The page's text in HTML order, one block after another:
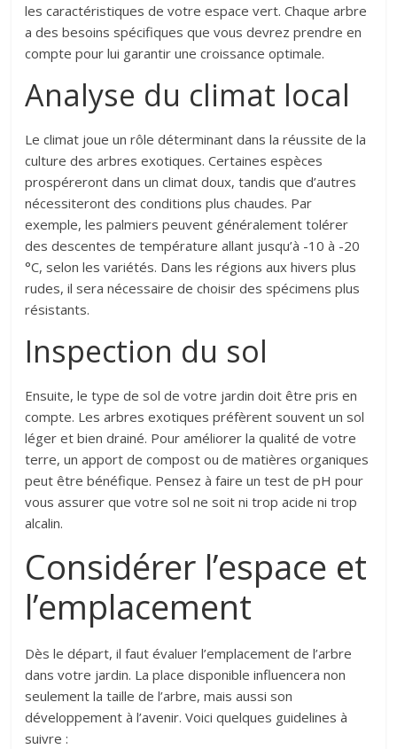
les caractéristiques de votre espace vert. Chaque arbre
a des besoins spécifiques que vous devrez prendre en
compte pour lui garantir une croissance optimale.
Analyse du climat local
Le climat joue un rôle déterminant dans la réussite de la
culture des arbres exotiques. Certaines espèces
prospéreront dans un climat doux, tandis que d’autres
nécessiteront des conditions plus chaudes. Par
exemple, les palmiers peuvent généralement tolérer
des descentes de température allant jusqu’à -10 à -20
°C, selon les variétés. Dans les régions aux hivers plus
rudes, il sera nécessaire de choisir des spécimens plus
résistants.
Inspection du sol
Ensuite, le type de sol de votre jardin doit être pris en
compte. Les arbres exotiques préfèrent souvent un sol
léger et bien drainé. Pour améliorer la qualité de votre
terre, un apport de compost ou de matières organiques
peut être bénéfique. Pensez à faire un test de pH pour
vous assurer que votre sol ne soit ni trop acide ni trop
alcalin.
Considérer l’espace et
l’emplacement
Dès le départ, il faut évaluer l’emplacement de l’arbre
dans votre jardin. La place disponible influencera non
seulement la taille de l’arbre, mais aussi son
développement à l’avenir. Voici quelques guidelines à
suivre :